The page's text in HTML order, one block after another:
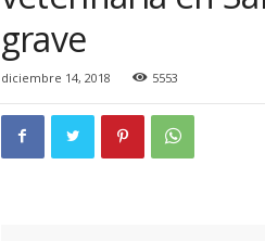
grave
diciembre 14, 2018 5553